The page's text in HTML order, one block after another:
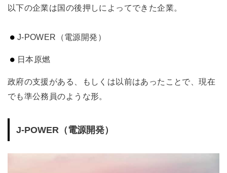
以下の企業は国の後押しによってできた企業。
J-POWER（電源開発）
日本原燃
政府の支援がある、もしくは以前はあったことで、現在
でも準公務員のような形。
J-POWER（電源開発）